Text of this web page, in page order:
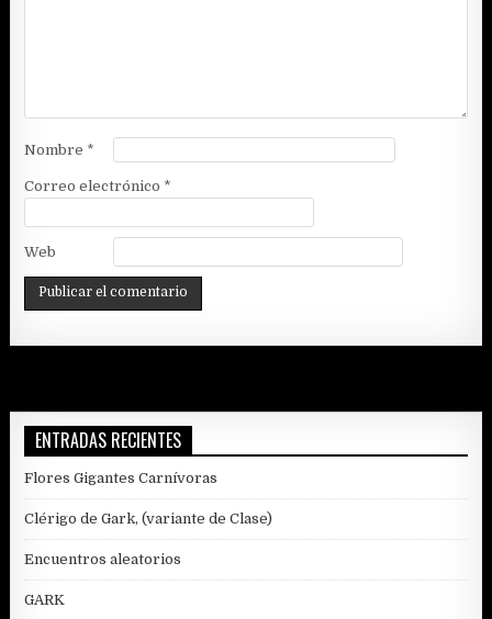
Nombre *
Correo electrónico *
Web
ENTRADAS RECIENTES
Flores Gigantes Carnívoras
Clérigo de Gark, (variante de Clase)
Encuentros aleatorios
GARK